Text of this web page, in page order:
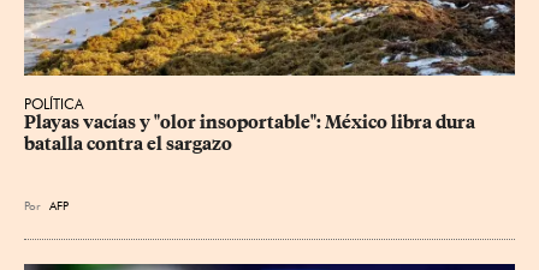
POLÍTICA
Playas vacías y "olor insoportable": México libra dura
batalla contra el sargazo
Por AFP